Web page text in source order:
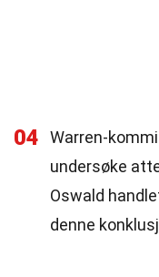
04
Warren-
undersøke
Oswald
denne